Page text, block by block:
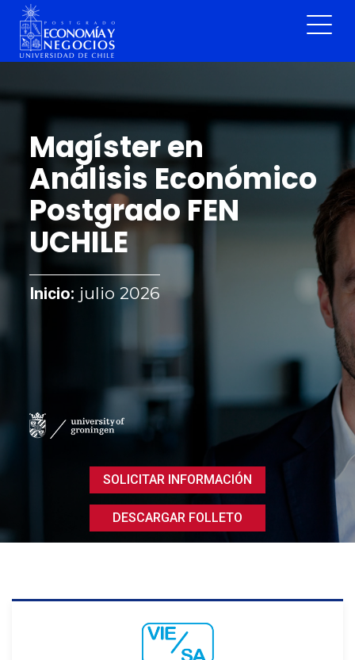
Magíster en
Análisis Económico
Postgrado FEN
UCHILE
Inicio: julio 2026
SOLICITAR INFORMACIÓN
DESCARGAR FOLLETO